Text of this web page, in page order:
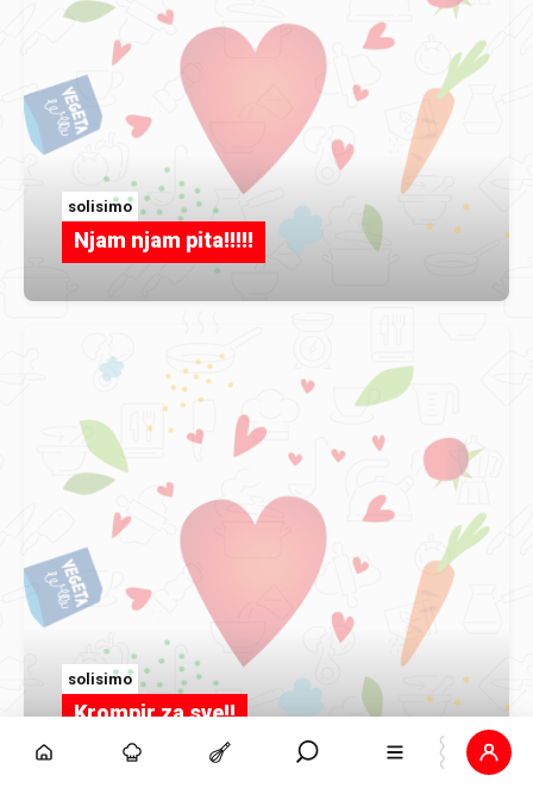
solisimo
Njam njam pita!!!!!
solisimo
Krompir za sve!!